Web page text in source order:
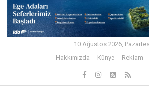
10 Ağustos 2026,
Hakkımızda
Künye Reklam